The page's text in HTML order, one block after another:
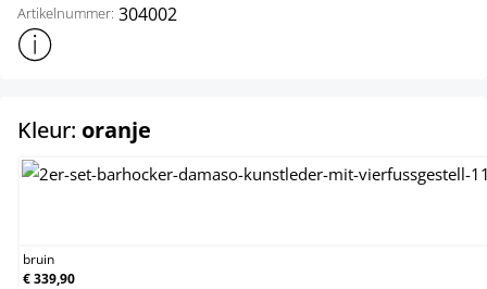
Artikelnummer: 304002
Toon meer productinformatie
Kleur: oranje
bruin
€ 339,90